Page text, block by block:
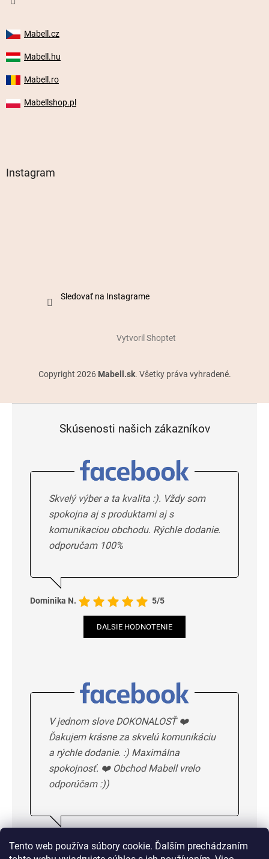
Tento web používa súbory cookie. Ďalším prechádzaním
Mabell.cz
Mabell.hu
Mabell.ro
Mabellshop.pl
Instagram
Sledovať na Instagrame
Vytvoril Shoptet
Copyright 2026 Mabell.sk. Všetky práva vyhradené.
Skúsenosti našich zákazníkov
Skvelý výber a ta kvalita :). Vždy som
spokojna aj s produktami aj s
komunikaciou obchodu. Rýchle dodanie.
odporučam 100%
Dominika N. 5/5
DALSIE HODNOTENIE
V jednom slove DOKONALOSŤ ❤️
Ďakujem krásne za skvelú komunikáciu
a rýchle dodanie. :) Maximálna
spokojnosť. ❤️ Obchod Mabell vrelo
odporúčam :))